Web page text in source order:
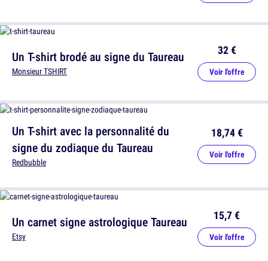
Un T-shirt avec la personnalité du
signe du zodiaque du Taureau
Redbubble
18,74 €
Voir l'offre
Un T-shirt brodé au signe du Taureau
Monsieur TSHIRT
32 €
Voir l'offre
Un carnet signe astrologique Taureau
Etsy
15,7 €
Voir l'offre